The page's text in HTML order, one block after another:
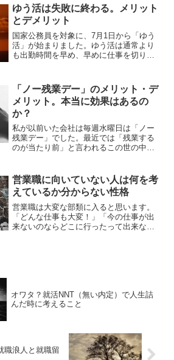
「水の都」で、交通手段は徒歩か船で
す。街の中...
ゆう活は失敗に終わる。メリット
とデメリット
国家公務員を対象に、7月1日から「ゆう
活」が始まりました。ゆう活は通常より
も出勤時間を早め、早めに仕事を切り上
るのですが、時間が経つにつれて失敗に
終わると思っています。...
「ノー残業デー」のメリット・デ
メリット。本当に効果はあるの
か？
私が以前いた会社は毎週水曜日は「ノー
残業デー」でした。最近では「残業する
のが当たり前」と言われるこの世の中。
うなのでしょうか？私はこのノー残業デ
ーはそこまで効果はないと...
営業職に向いていない人は何を考
えているか分からない性格
営業職は大変な部類に入ると思います。
「どんな仕事も大変！」「今の仕事が出
来ないのならどこに行ったって出来な
オワタ？就活NNT（無い内定）で人生詰
んだ時に考えること
浪人と就職留